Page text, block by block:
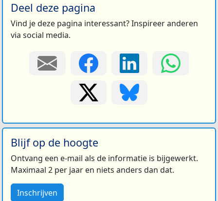
Deel deze pagina
Vind je deze pagina interessant? Inspireer anderen
via social media.
Blijf op de hoogte
Ontvang een e-mail als de informatie is bijgewerkt.
Maximaal 2 per jaar en niets anders dan dat.
Inschrijven